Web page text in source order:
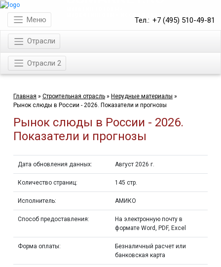
Тел.: +7 (495) 510-49-81
Меню
Отрасли
Отрасли 2
Главная » Строительная отрасль » Нерудные материалы »
Рынок слюды в России - 2026. Показатели и прогнозы
Рынок слюды в России - 2026.
Показатели и прогнозы
Дата обновления данных: Август 2026 г.
Количество страниц: 145 стр.
Исполнитель: АМИКО
Способ предоставления:
На электронную почту в
формате Word, PDF, Excel
Форма оплаты:
Безналичный расчет или
банковская карта